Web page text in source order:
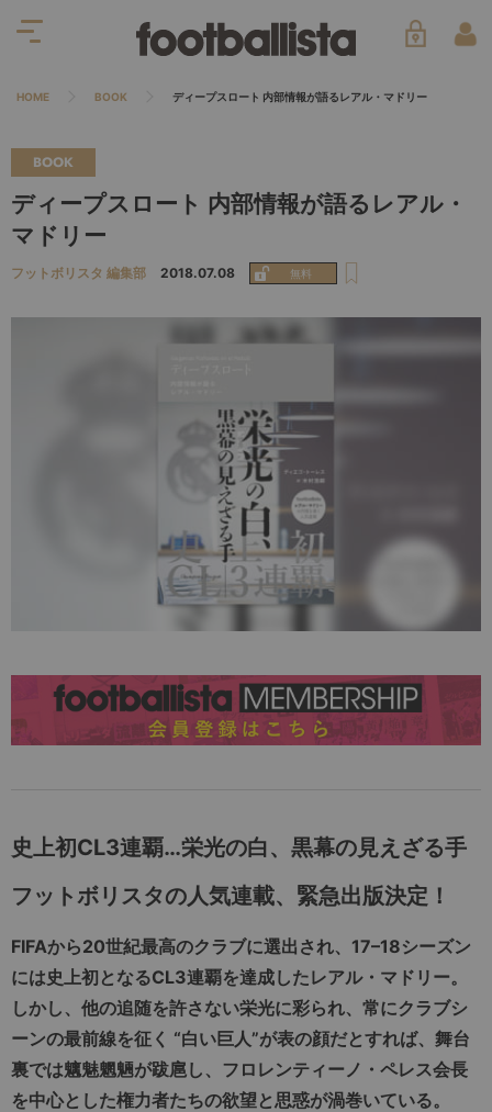
HOME BOOK ディープスロート 内部情報が語るレアル・マドリー
BOOK
ディープスロート 内部情報が語るレアル・
マドリー
フットボリスタ 編集部 2018.07.08
史上初CL3連覇…栄光の白、黒幕の見えざる手
フットボリスタの人気連載、緊急出版決定！
FIFAから20世紀最高のクラブに選出され、17–18シーズン
には史上初となるCL3連覇を達成したレアル・マドリー。
しかし、他の追随を許さない栄光に彩られ、常にクラブシ
ーンの最前線を征く “白い巨人”が表の顔だとすれば、舞台
裏では魑魅魍魎が跋扈し、フロレンティーノ・ペレス会長
を中心とした権力者たちの欲望と思惑が渦巻いている。